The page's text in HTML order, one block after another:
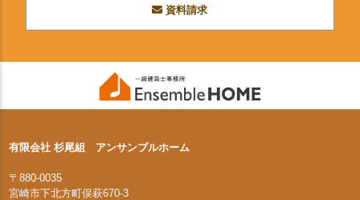
資料請求
有限会社 杉尾組 アンサンブルホーム
〒880-0035
宮崎市下北方町俣萩670-3